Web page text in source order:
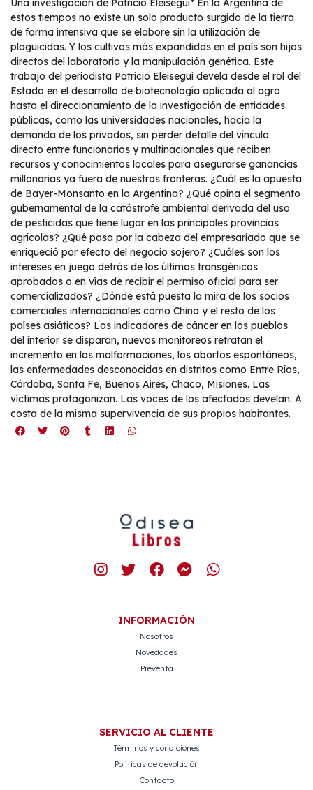
Una investigación de Patricio Eleisegui* En la Argentina de
estos tiempos no existe un solo producto surgido de la tierra
de forma intensiva que se elabore sin la utilización de
plaguicidas. Y los cultivos más expandidos en el país son hijos
directos del laboratorio y la manipulación genética. Este
trabajo del periodista Patricio Eleisegui devela desde el rol del
Estado en el desarrollo de biotecnología aplicada al agro
hasta el direccionamiento de la investigación de entidades
públicas, como las universidades nacionales, hacia la
demanda de los privados, sin perder detalle del vínculo
directo entre funcionarios y multinacionales que reciben
recursos y conocimientos locales para asegurarse ganancias
millonarias ya fuera de nuestras fronteras. ¿Cuál es la apuesta
de Bayer-Monsanto en la Argentina? ¿Qué opina el segmento
gubernamental de la catástrofe ambiental derivada del uso
de pesticidas que tiene lugar en las principales provincias
agrícolas? ¿Qué pasa por la cabeza del empresariado que se
enriqueció por efecto del negocio sojero? ¿Cuáles son los
intereses en juego detrás de los últimos transgénicos
aprobados o en vías de recibir el permiso oficial para ser
comercializados? ¿Dónde está puesta la mira de los socios
comerciales internacionales como China y el resto de los
países asiáticos? Los indicadores de cáncer en los pueblos
del interior se disparan, nuevos monitoreos retratan el
incremento en las malformaciones, los abortos espontáneos,
las enfermedades desconocidas en distritos como Entre Ríos,
Córdoba, Santa Fe, Buenos Aires, Chaco, Misiones. Las
víctimas protagonizan. Las voces de los afectados develan. A
costa de la misma supervivencia de sus propios habitantes.
INFORMACIÓN
Nosotros
Novedades
Preventa
SERVICIO AL CLIENTE
Términos y condiciones
Políticas de devolución
Contacto